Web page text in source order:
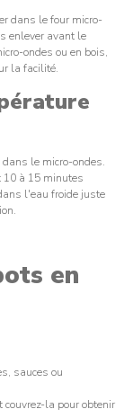
dans le four micro-
enlever avant le
ondes ou en bois,
la facilité.
le micro-ondes.
10 à 15 minutes
l'eau froide juste
en
sauces ou
couvrez-la pour obtenir